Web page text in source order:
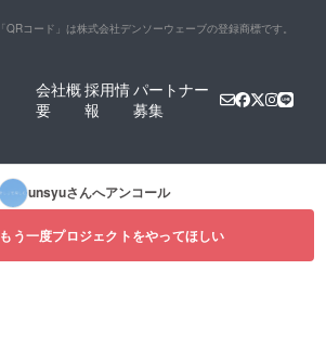
「QRコード」は株式会社デンソーウェーブの登録商標です。
会社概
要
採用情
報
パートナー
募集
unsyuさんへアンコール
もう一度プロジェクトをやってほしい